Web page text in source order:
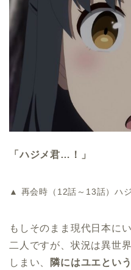
「ハジメ君…！」
▲ 再会時（12話～13話）ハ
もしそのまま現代日本に
二人ですが、状況は異世
しまい、
隣にはユエとい